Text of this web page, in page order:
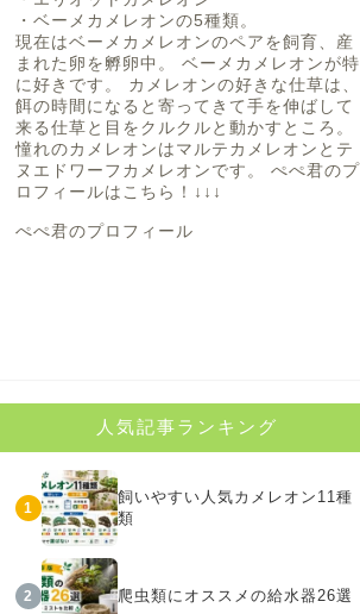
・ベーメカメレオンの5種類。
現在はベーメカメレオンのペアを飼育、産
まれた卵を孵卵中。 ベーメカメレオンが特
に好きです。 カメレオンの好きな仕草は、
餌の時間になると寄ってきて手を伸ばして
来る仕草と目をクルクルと動かすところ。
憧れのカメレオンはマルテカメレオンとテ
ヌエドワーフカメレオンです。 ぺぺ君のプ
ロフィールは こちら！ ↓↓↓
ぺぺ君のプロフィール
人気記事ランキング
1
飼いやすい人気カメレオン11種
類
2 爬虫類にオススメの給水器26選